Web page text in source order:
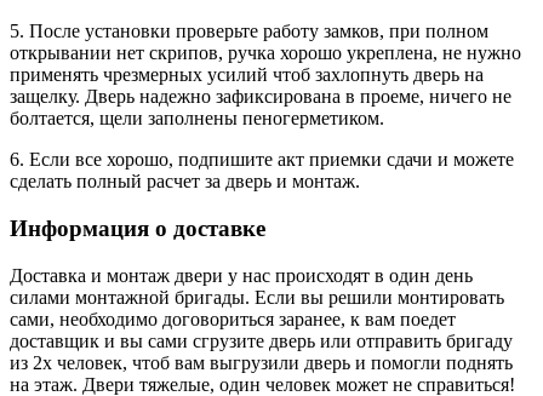
5. После установки проверьте работу замков, при полном
открывании нет скрипов, ручка хорошо укреплена, не нужно
применять чрезмерных усилий чтоб захлопнуть дверь на
защелку. Дверь надежно зафиксирована в проеме, ничего не
болтается, щели заполнены пеногерметиком.
6. Если все хорошо, подпишите акт приемки сдачи и можете
сделать полный расчет за дверь и монтаж.
Информация о доставке
Доставка и монтаж двери у нас происходят в один день
силами монтажной бригады. Если вы решили монтировать
сами, необходимо договориться заранее, к вам поедет
доставщик и вы сами сгрузите дверь или отправить бригаду
из 2х человек, чтоб вам выгрузили дверь и помогли поднять
на этаж. Двери тяжелые, один человек может не справиться!